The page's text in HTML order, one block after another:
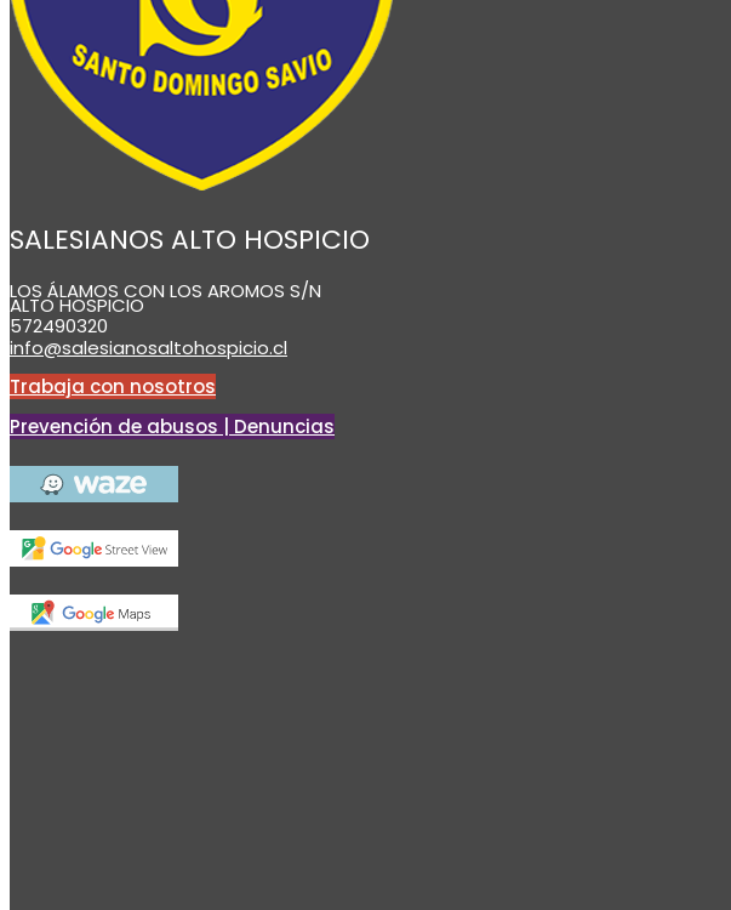
SALESIANOS ALTO HOSPICIO
LOS ÁLAMOS CON LOS AROMOS S/N
ALTO HOSPICIO
572490320
info@salesianosaltohospicio.cl
Trabaja con nosotros
Prevención de abusos | Denuncias